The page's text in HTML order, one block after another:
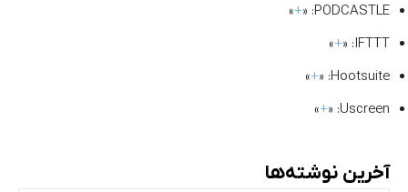
PODCASTLE: «
+
»
IFTTT: «
+
»
Hootsuite: «
+
»
Uscreen: «
+
»
آخرین نوشته‌ها